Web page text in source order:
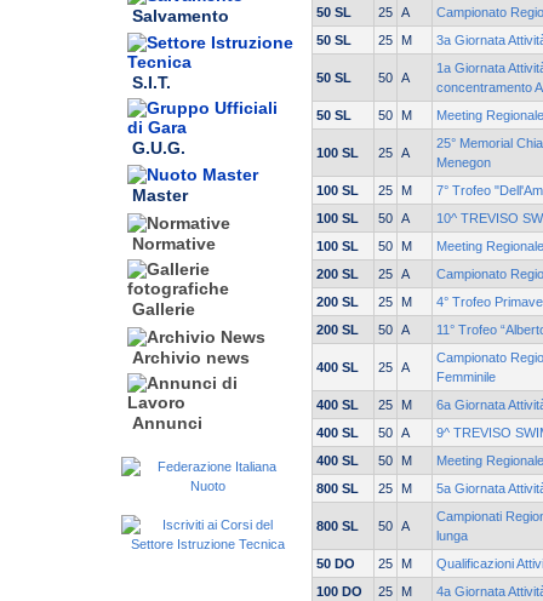
Salvamento
S.I.T.
G.U.G.
Master
Normative
Gallerie
Archivio news
Annunci
50 SL 25 A
Campionato
50 SL
25 M 3a Giornata
50 SL 50 A
1a Giornata
concentramento A
50 SL
50 M Meeting
100 SL 25 A
25° Memorial
Menegon
100 SL
25 M
7° Trofeo
100 SL
50 A
10^ TREVISO
100 SL
50 M
Meeting
200 SL
25 A
Campionato
200 SL
25 M
4° Trofeo
200 SL
50 A 11° Trofeo
400 SL 25 A
Campionato
Femminile
400 SL
25 M
6a Giornata
400 SL
50 A
9^ TREVISO
400 SL
50 M
Meeting
800 SL
25 M 5a Giornata
800 SL 50 A
Campionati
lunga
50 DO
25 M
Qualificazioni
100 DO
25 M
4a Giornata